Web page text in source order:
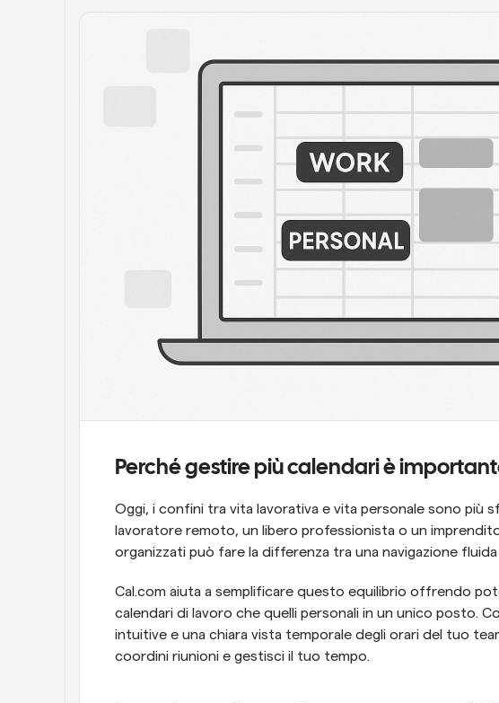
Perché gestire più calendari è
Oggi, i confini tra vita lavorativa e vita personale sono più
lavoratore remoto, un libero professionista o un
organizzati può fare la differenza tra una navigazione fluida
Cal.com aiuta a semplificare questo equilibrio offrendo
calendari di lavoro che quelli personali in un unico posto.
intuitive e una chiara vista temporale degli orari del tuo
coordini riunioni e gestisci il tuo tempo.